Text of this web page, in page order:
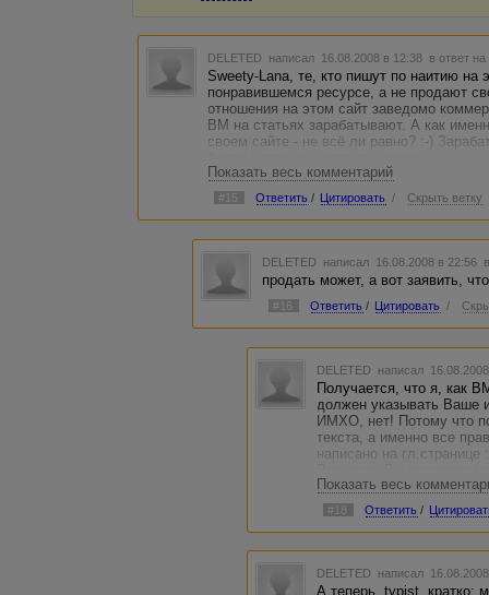
DELETED написал 16.08.2008 в 12:38 в ответ
Sweety-Lana, те, кто пишут по наитию на
понравившемся ресурсе, а не продают
отношения на этом сайт заведомо
ВМ на статьях зарабатывают. А как
своем сайте - не всё ли равно? :-)
И цена заказа - большая или маленькая -
автор соглашается выполнить работу
Показать весь комментарий
#15 Ответить / Цитировать / Скрыть ветку
DELETED написал 16.08.2008 в 22:56
продать может, а вот заявить,
#16 Ответить / Цитировать /
DELETED написал
Получается, что я, как
должен указывать Ваше
ИМХО, нет! Потому что
текста, а именно все
написано на гл.странице
ссылки на автора :) Так,
сайтов, только вместо
раскручиваемого
раскручиваются. Имя
получают сполна (в $
Я вообще-то не
Показать весь
#18 Ответить /
DELETED написал
А теперь, typist, кратко: